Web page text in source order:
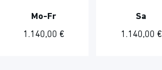
Mo-Fr
1.140,00 €
Sa
1.140,00 €